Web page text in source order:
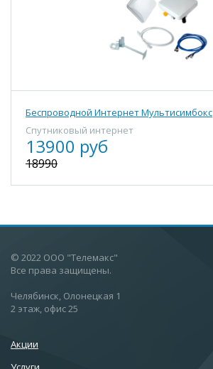
Беспроводной Интернет Мультисимбокс
Спутниковый интернет
13900 руб
18990
© 2022 ООО "Телемакс"
Все права защищены.
Челябинск, Олонецкая 1
2 этаж, офис 25
Акции